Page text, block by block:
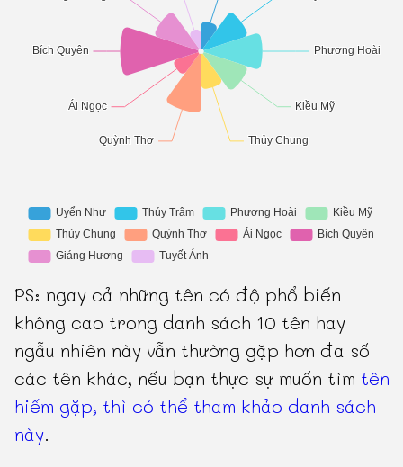
PS: ngay cả những tên có độ phổ biến
không cao trong danh sách 10 tên hay
ngẫu nhiên này vẫn thường gặp hơn đa số
các tên khác, nếu bạn thực sự muốn tìm tên
hiếm gặp, thì có thể tham khảo danh sách
này.